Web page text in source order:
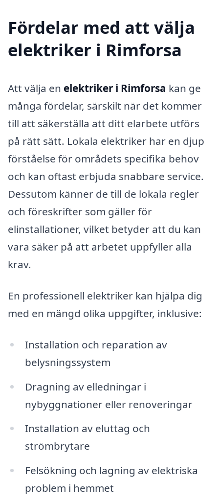
Fördelar med att välja
elektriker i Rimforsa
Att välja en elektriker i Rimforsa kan ge
många fördelar, särskilt när det kommer
till att säkerställa att ditt elarbete utförs
på rätt sätt. Lokala elektriker har en djup
förståelse för områdets specifika behov
och kan oftast erbjuda snabbare service.
Dessutom känner de till de lokala regler
och föreskrifter som gäller för
elinstallationer, vilket betyder att du kan
vara säker på att arbetet uppfyller alla
krav.
En professionell elektriker kan hjälpa dig
med en mängd olika uppgifter, inklusive:
Installation och reparation av
belysningssystem
Dragning av elledningar i
nybyggnationer eller renoveringar
Installation av eluttag och
strömbrytare
Felsökning och lagning av elektriska
problem i hemmet